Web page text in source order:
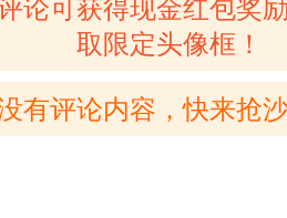
论可获得现金红包奖
取限定头像框！
有评论内容，快来抢